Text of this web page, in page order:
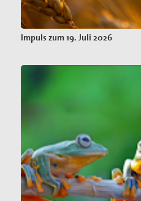
Impuls zum 19. Juli 2026